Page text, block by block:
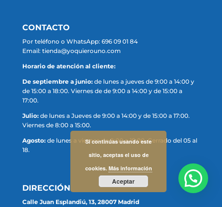
CONTACTO
Por teléfono o WhatsApp: 696 09 01 84
Email: tienda@yoquierouno.com
Horario de atención al cliente:
De septiembre a junio: de lunes a jueves de 9:00 a 14:00 y
de 15:00 a 18:00. Viernes de de 9:00 a 14:00 y de 15:00 a
17:00.
Julio: de lunes a Jueves de 9:00 a 14:00 y de 15:00 a 17:00.
Viernes de 8:00 a 15:00.
Agosto: de lunes a viernes de 8:00 a 15:00. Cerrado del 05 al
18.
DIRECCIÓN
Calle Juan Esplandiú, 13, 28007 Madrid
Si continúas usando este
sitio, aceptas el uso de
cookies. Más información
Aceptar